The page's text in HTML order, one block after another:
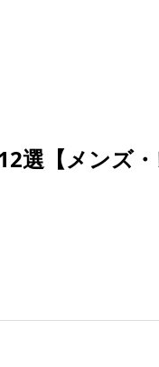
選【メンズ